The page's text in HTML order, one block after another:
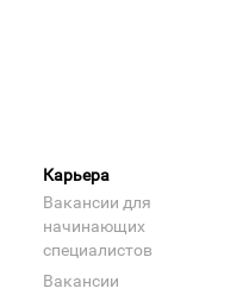
Карьера
Вакансии для
начинающих
специалистов
Вакансии